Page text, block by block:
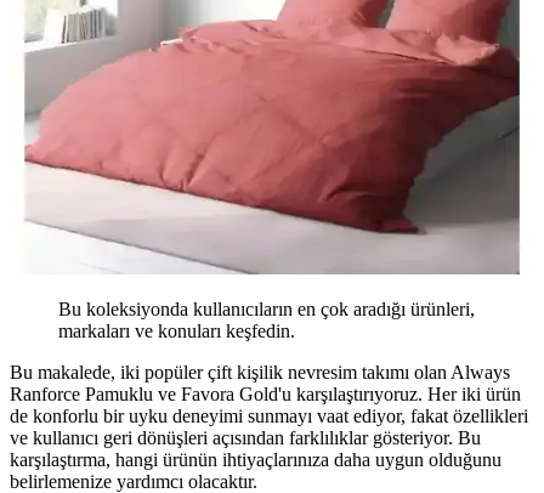
Bu koleksiyonda kullanıcıların en çok aradığı ürünleri,
markaları ve konuları keşfedin.
Bu makalede, iki popüler çift kişilik nevresim takımı olan Always
Ranforce Pamuklu ve Favora Gold'u karşılaştırıyoruz. Her iki ürün
de konforlu bir uyku deneyimi sunmayı vaat ediyor, fakat özellikleri
ve kullanıcı geri dönüşleri açısından farklılıklar gösteriyor. Bu
karşılaştırma, hangi ürünün ihtiyaçlarınıza daha uygun olduğunu
belirlemenize yardımcı olacaktır.